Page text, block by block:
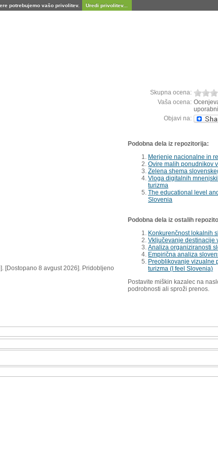
potrebujemo vašo privolitev. Uredi privolitev...
[Dostopano 8 avgust 2026]. Pridobljeno
Skupna ocena:
Vaša ocena:
Objavi na:
Podobna dela iz repozitorija:
Merjenje nacionalne in
Ovire malih ponudnikov
Zelena shema
Vloga digitalnih
turizma
The educational level
Slovenia
Podobna dela iz ostalih
Konkurenčnost lokalnih
Vključevanje destinacije
Analiza organiziranosti
Empirična analiza
Preoblikovanje vizualne
turizma (I feel Slovenia)
Postavite miškin kazalec na
podrobnosti ali sproži prenos.